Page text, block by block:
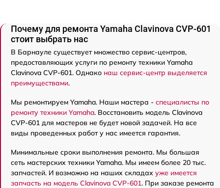
Почему для ремонта Yamaha Clavinova CVP-601
стоит выбрать нас
В Барнауле существует множество сервис-центров,
предоставляющих услуги по ремонту техники Yamaha
Clavinova CVP-601. Однако наш сервис-центр выделяется
преимуществами.
Мы ремонтируем Yamaha. Наши мастера - специалисты по
ремонту техники Yamaha. Восстановить модель Clavinova
CVP-601 для мастеров не будет новой задачей. На все
виды проведенных работ у нас имеется гарантия.
Минимальные сроки выполнения ремонта. Мы большая
сеть мастерских техники Yamaha. Мы имеем более 20 тыс.
запчастей. И возможно на наших складах уже имеется
запчасть на модель Clavinova CVP-601. При заказе ремонта